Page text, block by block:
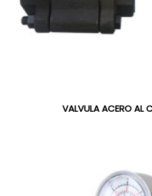
VALVULA ACERO AL